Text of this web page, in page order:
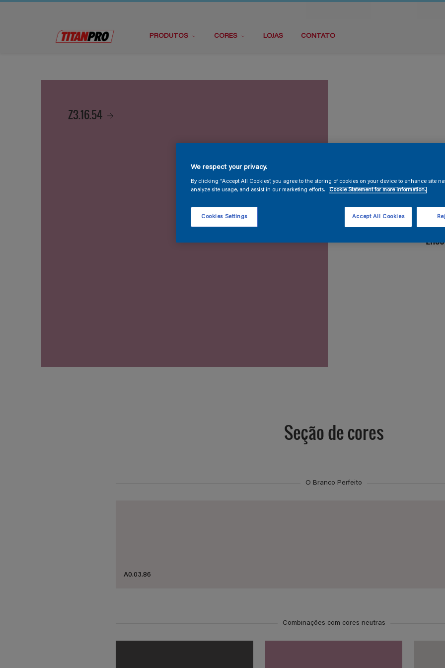
PRODUTOS CORES LOJAS CONTATO
Z3.16.54
Seção de cores
O Branco Perfeito
A0.03.86
Combinações com cores neutras
We respect your privacy.
By clicking “Accept All Cookies”, you agree to the storing of cookies on your device to enhance site
analyze site usage, and assist in our marketing efforts.
Cookie Statement for more information.
Cookies Settings Accept All Cookies